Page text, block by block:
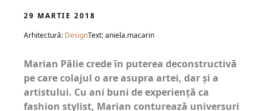
29 MARTIE 2018
Arhitectură: DesignText: aniela.macarin
Marian Pălie crede în puterea deconstructivă
pe care colajul o are asupra artei, dar şi a
artistului. Cu ani buni de experienţă ca
fashion stylist, Marian conturează universuri